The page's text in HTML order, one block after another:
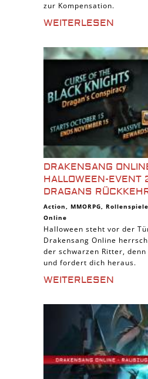
zur Kompensation.
WEITERLESEN
DRAKENSANG
HALLOWEEN-EVENT
DRAGANS
Action, MMORPG, Rollenspiele
Online
Halloween steht vor der
Drakensang Online
der schwarzen Ritter,
und fordert dich heraus.
WEITERLESEN